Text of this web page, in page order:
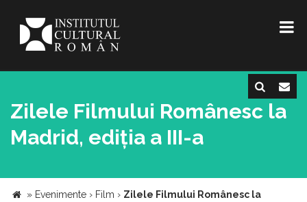
Zilele Filmului Românesc la
Madrid, ediția a III-a
» Evenimente › Film › Zilele Filmului Românesc la